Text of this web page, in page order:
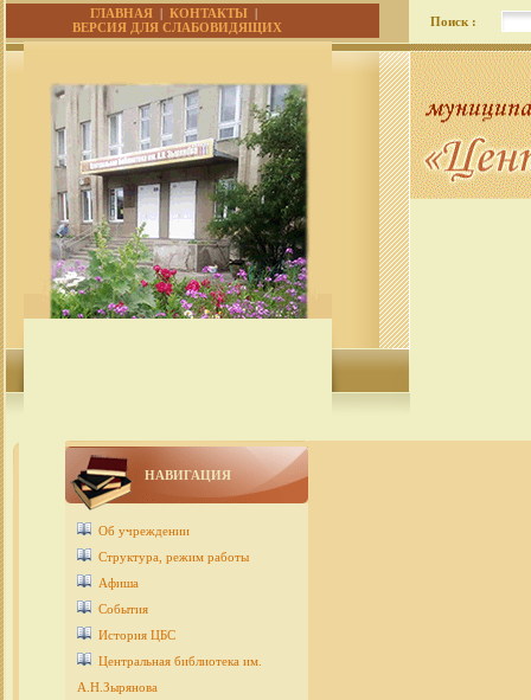
ГЛАВНАЯ |КОНТАКТЫ |
ВЕРСИЯ ДЛЯ СЛАБОВИДЯЩИХ
Поиск :
НАВИГАЦИЯ
Об учреждении
Структура, режим работы
Афиша
События
История ЦБС
Центральная библиотека им.
А.Н.Зырянова